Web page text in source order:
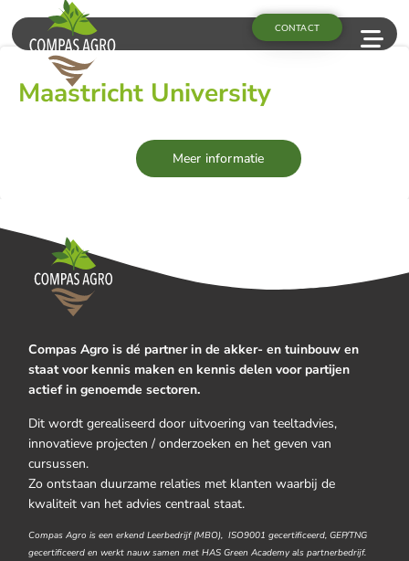
CONTACT
Maastricht University
Meer informatie
Compas Agro is dé partner in de akker- en tuinbouw en
staat voor kennis maken en kennis delen voor partijen
actief in genoemde sectoren.
Dit wordt gerealiseerd door uitvoering van teeltadvies,
innovatieve projecten / onderzoeken en het geven van
cursussen.
Zo ontstaan duurzame relaties met klanten waarbij de
kwaliteit van het advies centraal staat.
Compas Agro is een erkend Leerbedrijf (MBO), ISO9001 gecertificeerd, GEP/TNG
gecertificeerd en werkt nauw samen met HAS Green Academy als partnerbedrijf.